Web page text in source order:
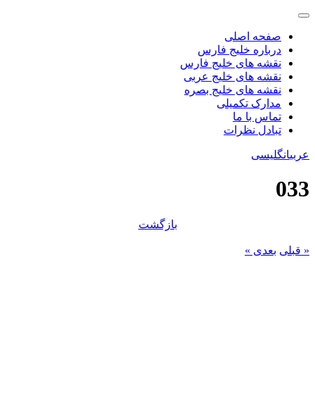
صفحه اصلی
درباره خلیج فارس
نقشه های خلیج فارس
نقشه های خلیج عربی
نقشه های خلیج بصره
مدارک تکمیلی
تماس با ما
تبادل نظرات
عربیانگلیسی
033
بازگشت
« قبلی بعدی »